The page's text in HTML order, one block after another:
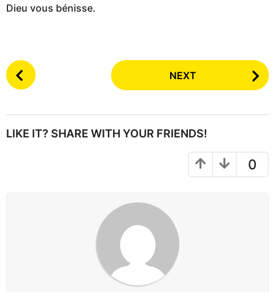
Dieu vous bénisse.
P
o
P
NEXT
LIKE IT? SHARE WITH YOUR FRIENDS!
0